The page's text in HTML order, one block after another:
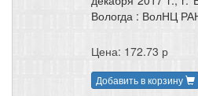
Вологда : ВолНЦ
Цена: 172.73 р
Добавить в корзину